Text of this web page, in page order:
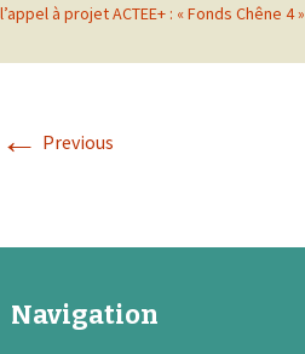
l’appel à projet ACTEE+ : « Fonds Chêne 4 »
← Previous
Navigation